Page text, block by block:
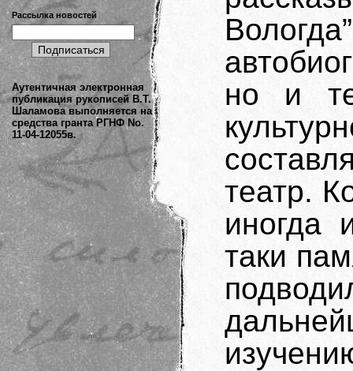
Рассылка новостей
Аутентичная электронная
публикация рукописей В.Т.
Шаламова выполняется на
средства гранта РГНФ No.
11-04-12055в.
но и
театр.
иногда
таки